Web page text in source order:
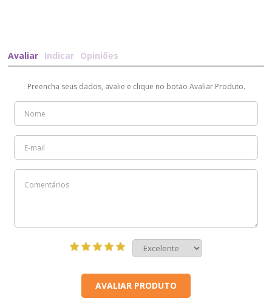
Avaliar Indicar Opiniões
Preencha seus dados, avalie e clique no botão Avaliar Produto.
AVALIAR PRODUTO